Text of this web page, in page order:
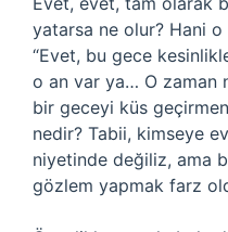
yatarsa ne olur? Hani
“Evet, bu gece
o an var ya… O zaman
bir geceyi küs
nedir? Tabii, kimseye
niyetinde değiliz, ama
gözlem yapmak farz